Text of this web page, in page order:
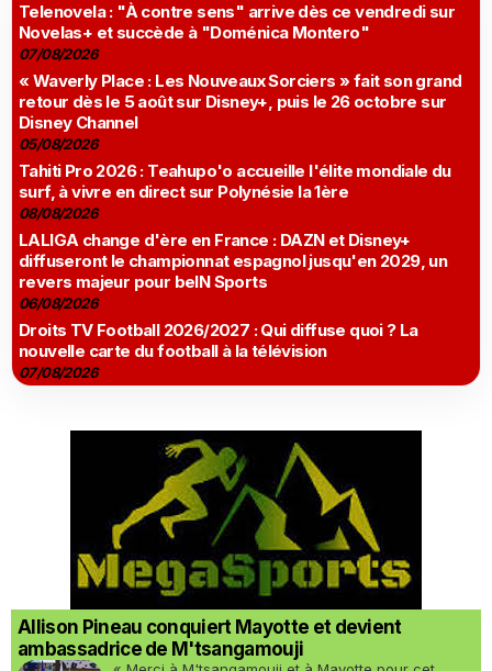
Telenovela : "À contre sens" arrive dès ce vendredi sur
Novelas+ et succède à "Doménica Montero"
07/08/2026
« Waverly Place : Les Nouveaux Sorciers » fait son grand
retour dès le 5 août sur Disney+, puis le 26 octobre sur
Disney Channel
05/08/2026
Tahiti Pro 2026 : Teahupo'o accueille l'élite mondiale du
surf, à vivre en direct sur Polynésie la 1ère
08/08/2026
LALIGA change d'ère en France : DAZN et Disney+
diffuseront le championnat espagnol jusqu'en 2029, un
revers majeur pour beIN Sports
06/08/2026
Droits TV Football 2026/2027 : Qui diffuse quoi ? La
nouvelle carte du football à la télévision
07/08/2026
Allison Pineau conquiert Mayotte et devient
ambassadrice de M'tsangamouji